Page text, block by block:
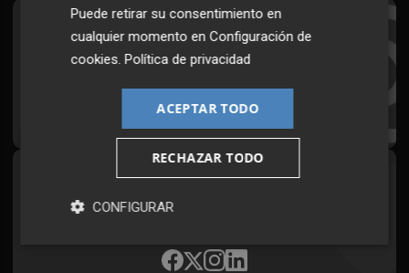
Suscríbete al Boletín
Todos los días a primera hora en tu email
¡Quiero suscribirme!
Síguenos en redes
Plaza Podcast, desde cualquier medio
Puede retirar su consentimiento en
cualquier momento enConfiguración de
cookies.Política de privacidad
ACEPTAR TODO
RECHAZAR TODO
CONFIGURAR